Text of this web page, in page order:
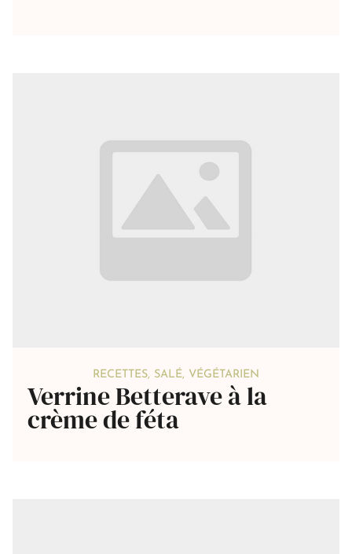
RECETTES, SALÉ, VÉGÉTARIEN
Verrine Betterave à la
crème de féta